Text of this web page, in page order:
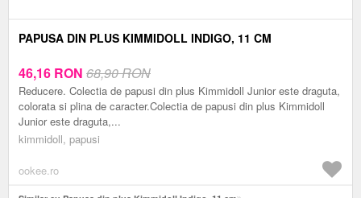
PAPUSA DIN PLUS KIMMIDOLL INDIGO, 11 CM
46,16 RON 68,90 RON
Reducere. Colectia de papusi din plus Kimmidoll Junior este draguta,
colorata si plina de caracter.Colectia de papusi din plus Kimmidoll
Junior este draguta,...
kimmidoll, papusi
ookee.ro